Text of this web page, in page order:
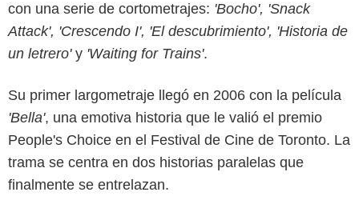
con una serie de cortometrajes: 'Bocho', 'Snack
Attack', 'Crescendo I', 'El descubrimiento', 'Historia de
un letrero'y 'Waiting for Trains'.
Su primer largometraje llegó en 2006 con la película
'Bella', una emotiva historia que le valió el premio
People's Choice en el Festival de Cine de Toronto. La
trama se centra en dos historias paralelas que
finalmente se entrelazan.